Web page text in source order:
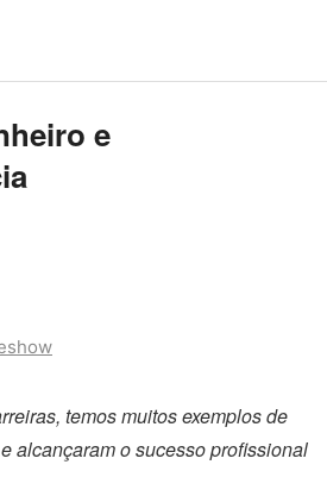
e
temos muitos exemplos de
alcançaram o sucesso profissional